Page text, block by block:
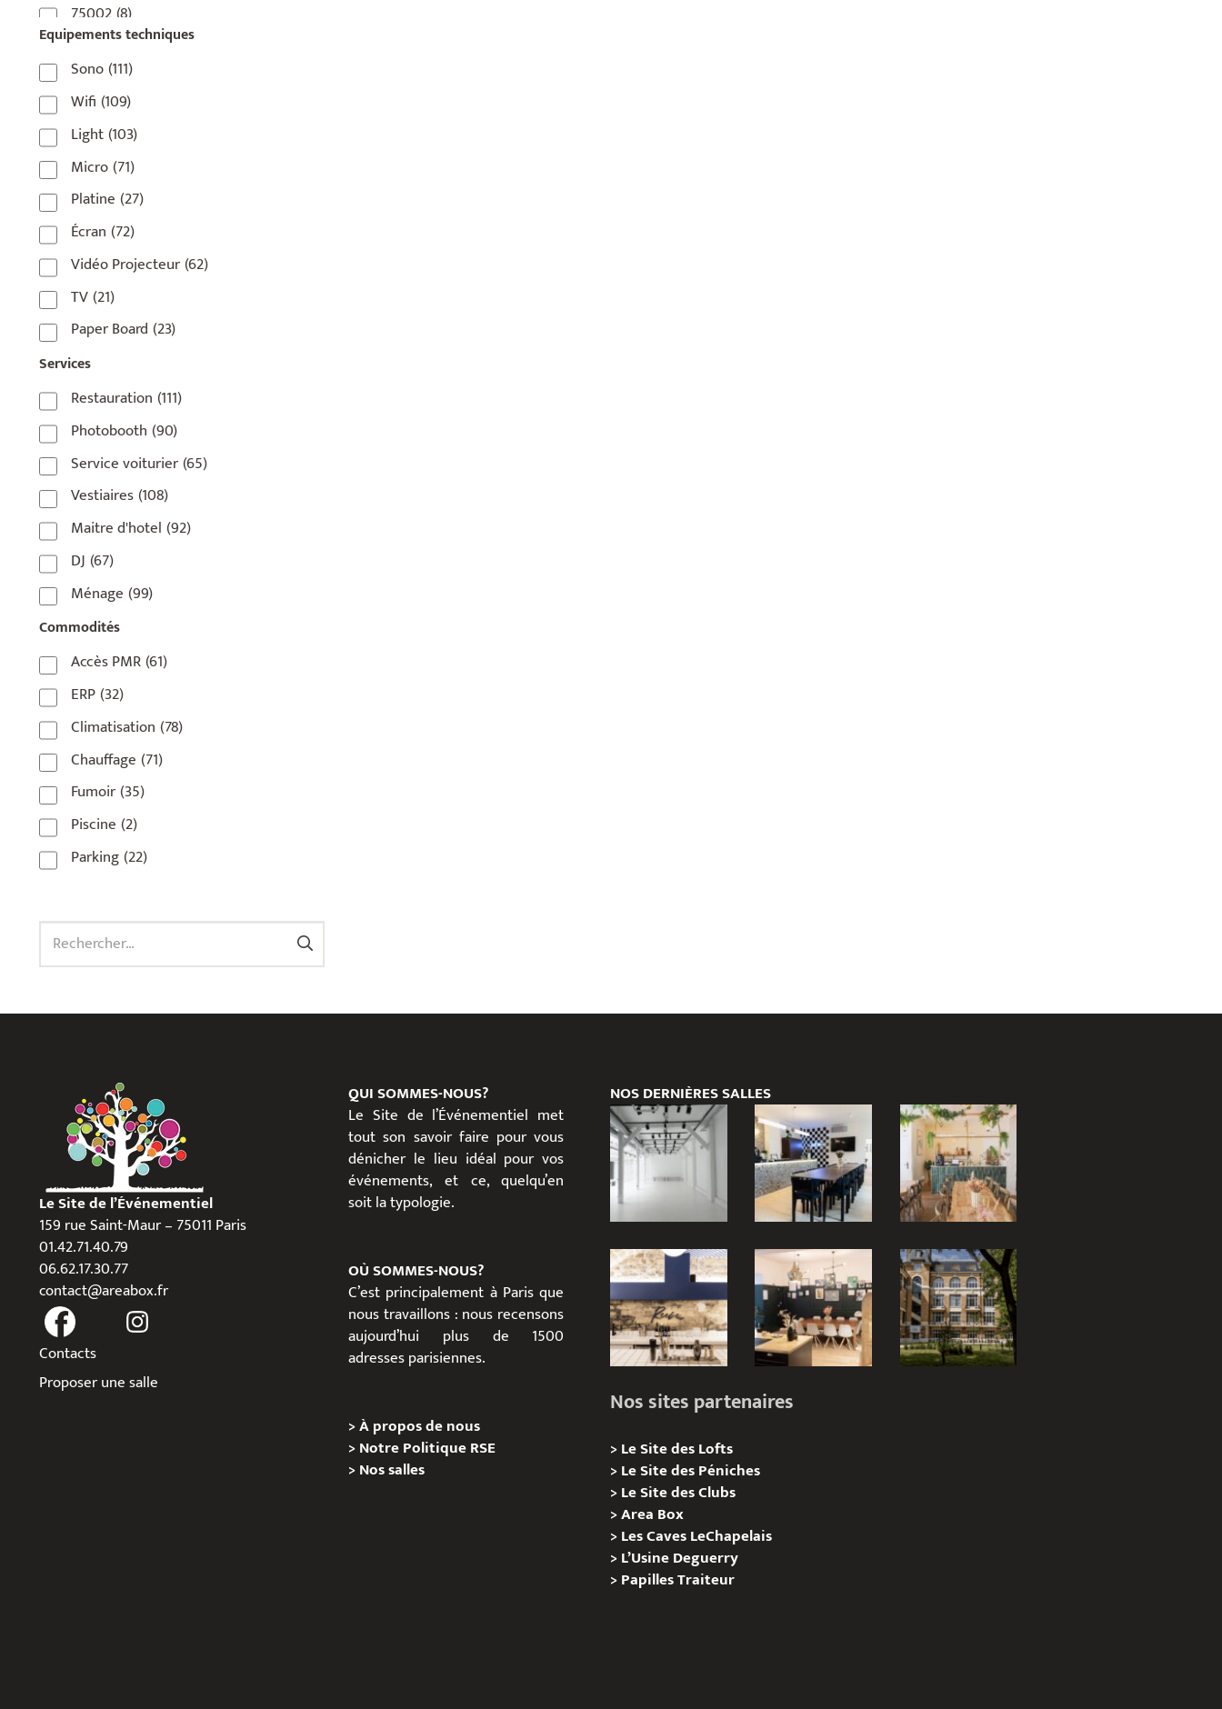
75002(8)
75003(1)
75004 (2)
75006(5)
75007(7)
75008 (17)
75009 (5)
75010 (9)
75011 (17)
75012(8)
75013 (2)
75014
75015(3)
75016(14)
75017(2)
75018 (7)
75019 (4)
75020
92110(1)
92800(1)
93(1)
93 420(1)
93100(1)
93200(1)
93500 (1)
Equipements techniques
Sono(111)
Wifi (109)
Light(103)
Micro(71)
Platine (27)
Écran (72)
Vidéo Projecteur(62)
TV(21)
Paper Board (23)
Services
Restauration (111)
Photobooth (90)
Service voiturier(65)
Vestiaires(108)
Maitre d'hotel (92)
DJ (67)
Ménage (99)
Commodités
Accès PMR(61)
ERP(32)
Climatisation (78)
Chauffage (71)
Fumoir(35)
Piscine (2)
Parking(22)
Rechercher :
Le Site de l’Événementiel
159 rue Saint-Maur – 75011 Paris
01.42.71.40.79
06.62.17.30.77
contact@areabox.fr
Contacts
Proposer une salle
QUI SOMMES-NOUS?
Le Site de l’Événementiel met
tout son savoir faire pour vous
dénicher le lieu idéal pour vos
événements, et ce, quelqu’en
soit la typologie.
OÙ SOMMES-NOUS?
C’est principalement à Paris que
nous travaillons : nous recensons
aujourd’hui plus de 1500
adresses parisiennes.
>À propos de nous
>Notre Politique RSE
>Nos salles
NOS DERNIÈRES SALLES
Nos sites partenaires
>Le Site des Lofts
>Le Site des Péniches
>Le Site des Clubs
>Area Box
>Les Caves LeChapelais
>L’Usine Deguerry
>PapillesTraiteur